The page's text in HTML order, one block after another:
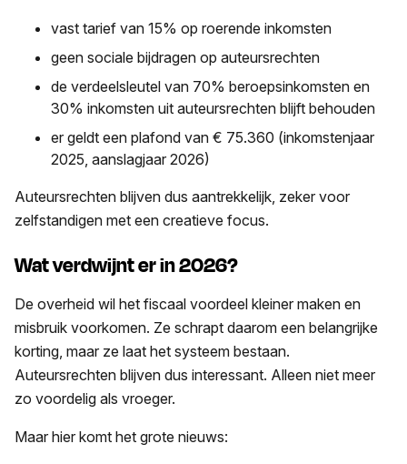
vast tarief van 15% op roerende inkomsten
geen sociale bijdragen op auteursrechten
de verdeelsleutel van 70% beroepsinkomsten en
30% inkomsten uit auteursrechten blijft behouden
er geldt een plafond van € 75.360 (inkomstenjaar
2025, aanslagjaar 2026)
Auteursrechten blijven dus aantrekkelijk, zeker voor
zelfstandigen met een creatieve focus.
Wat verdwijnt er in 2026?
De overheid wil het fiscaal voordeel kleiner maken en
misbruik voorkomen. Ze schrapt daarom een belangrijke
korting, maar ze laat het systeem bestaan.
Auteursrechten blijven dus interessant. Alleen niet meer
zo voordelig als vroeger.
Maar hier komt het grote nieuws: